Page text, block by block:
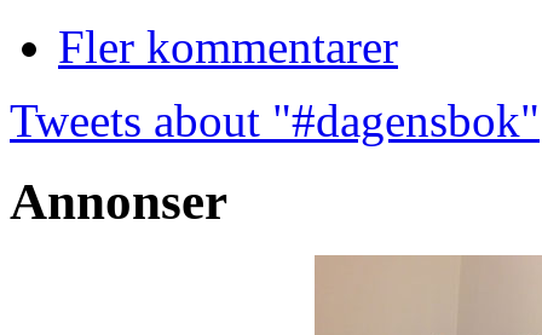
Fler kommentarer
Tweets about "#dagensbok"
Annonser